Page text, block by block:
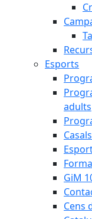
Esports
adults
GiM
Cens